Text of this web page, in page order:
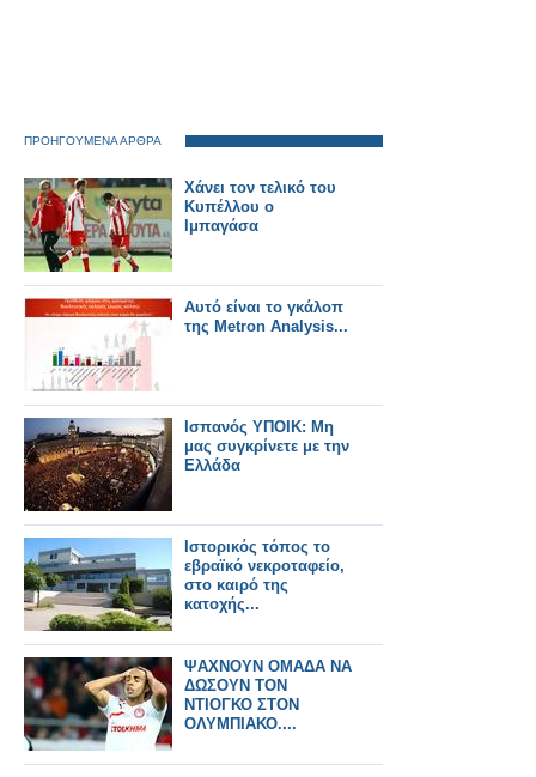
ΠΡΟΗΓΟΥΜΕΝΑ ΑΡΘΡΑ
Χάνει τον τελικό του
Κυπέλλου ο
Ιμπαγάσα
Αυτό είναι το γκάλοπ
της Metron Analysis...
Ισπανός ΥΠΟΙΚ: Μη
μας συγκρίνετε με την
Ελλάδα
Ιστορικός τόπος το
εβραϊκό νεκροταφείο,
στο καιρό της
κατοχής...
ΨΑΧΝΟΥΝ ΟΜΑΔΑ ΝΑ
ΔΩΣΟΥΝ ΤΟΝ
ΝΤΙΟΓΚΟ ΣΤΟΝ
ΟΛΥΜΠΙΑΚΟ....